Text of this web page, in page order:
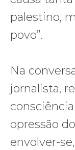
palestino,
povo”.
Na
jornalista,
opressão
envolver-